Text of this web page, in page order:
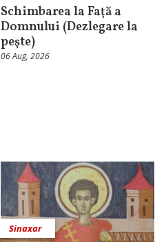
Schimbarea la Faţă a
Domnului (Dezlegare la
peşte)
06 Aug, 2026
Sinaxar